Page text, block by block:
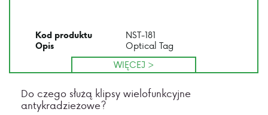
Kod produktu NST-181
Opis
Optical Tag
WIĘCEJ >
Do czego służą klipsy wielofunkcyjne
antykradzieżowe?